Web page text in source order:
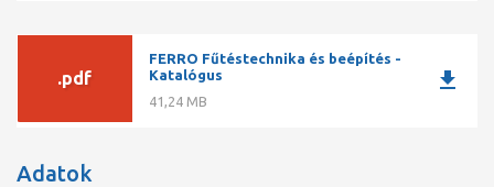
.pdf
FERRO Fűtéstechnika és beépítés -
Katalógus
41,24 MB
download
Adatok